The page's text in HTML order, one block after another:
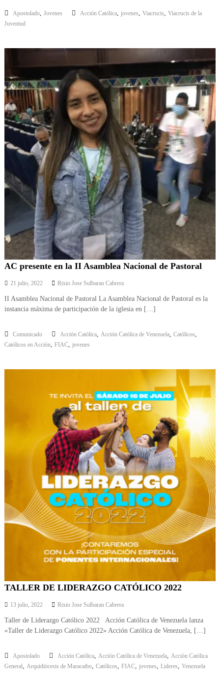
Apostolado, Jovenes Acción Católica, jovenes, Viacrucis, Viacrucis de la
Juventud
AC presente en la II Asamblea Nacional de Pastoral
21 julio, 2022 Rixio Jose Sulbaran Cabrera
II Asamblea Nacional de Pastoral La Asamblea Nacional de Pastoral es la
instancia máxima de participación de la iglesia en […]
Comunicado Acción Católica, Acción Católica de Venezuela, Católicos,
Católicos en Acción, FIAC, jovenes
TALLER DE LIDERAZGO CATÓLICO 2022
13 julio, 2022 Rixio Jose Sulbaran Cabrera
Taller de Liderazgo Católico 2022 Acción Católica de Venezuela lanza
«Taller de Liderazgo Católico 2022» Acción Católica de Venezuela, […]
Apostolado Acción Católica, Acción Católica de Venezuela,
Acción Católica
General
Arquidiócesis de Maracaibo, Católicos FIAC, jovenes Lideres Venezuela